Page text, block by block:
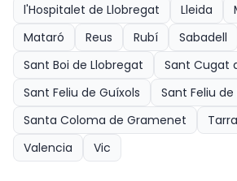
l'Hospitalet de Llobregat
Lleida
Mataró
Reus Rubí
Sabadell
Sant Boi de Llobregat
Sant Cugat
Sant Feliu de Guíxols
Sant Feliu
Santa Coloma de Gramenet
Valencia
Vic